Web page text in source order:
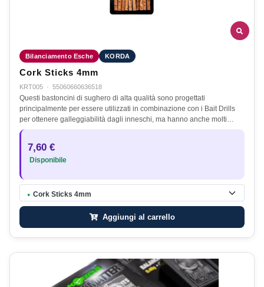
Bilanciamento Esche KORDA
Cork Sticks 4mm
KRT005 · 55060660636518
Questi bastoncini di sughero di alta qualità sono progettati
principalmente per essere utilizzati in combinazione con i Bait Drills
per ottenere galleggiabilità dagli inneschi, ma hanno anche molti…
7,60 €
Disponibile
● Cork Sticks 4mm
Aggiungi al carrello